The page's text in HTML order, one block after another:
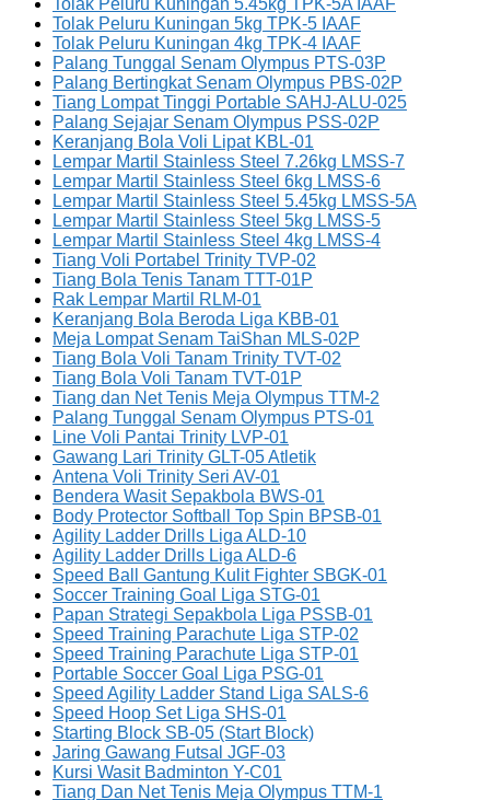
Tolak Peluru Kuningan 5.45kg TPK-5A IAAF
Tolak Peluru Kuningan 5kg TPK-5 IAAF
Tolak Peluru Kuningan 4kg TPK-4 IAAF
Palang Tunggal Senam Olympus PTS-03P
Palang Bertingkat Senam Olympus PBS-02P
Tiang Lompat Tinggi Portable SAHJ-ALU-025
Palang Sejajar Senam Olympus PSS-02P
Keranjang Bola Voli Lipat KBL-01
Lempar Martil Stainless Steel 7.26kg LMSS-7
Lempar Martil Stainless Steel 6kg LMSS-6
Lempar Martil Stainless Steel 5.45kg LMSS-5A
Lempar Martil Stainless Steel 5kg LMSS-5
Lempar Martil Stainless Steel 4kg LMSS-4
Tiang Voli Portabel Trinity TVP-02
Tiang Bola Tenis Tanam TTT-01P
Rak Lempar Martil RLM-01
Keranjang Bola Beroda Liga KBB-01
Meja Lompat Senam TaiShan MLS-02P
Tiang Bola Voli Tanam Trinity TVT-02
Tiang Bola Voli Tanam TVT-01P
Tiang dan Net Tenis Meja Olympus TTM-2
Palang Tunggal Senam Olympus PTS-01
Line Voli Pantai Trinity LVP-01
Gawang Lari Trinity GLT-05 Atletik
Antena Voli Trinity Seri AV-01
Bendera Wasit Sepakbola BWS-01
Body Protector Softball Top Spin BPSB-01
Agility Ladder Drills Liga ALD-10
Agility Ladder Drills Liga ALD-6
Speed Ball Gantung Kulit Fighter SBGK-01
Soccer Training Goal Liga STG-01
Papan Strategi Sepakbola Liga PSSB-01
Speed Training Parachute Liga STP-02
Speed Training Parachute Liga STP-01
Portable Soccer Goal Liga PSG-01
Speed Agility Ladder Stand Liga SALS-6
Speed Hoop Set Liga SHS-01
Starting Block SB-05 (Start Block)
Jaring Gawang Futsal JGF-03
Kursi Wasit Badminton Y-C01
Tiang Dan Net Tenis Meja Olympus TTM-1